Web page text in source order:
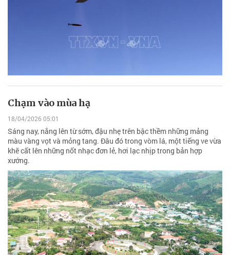
Chạm vào mùa hạ
18/04/2026 05:01
Sáng nay, nắng lên từ sớm, đậu nhẹ trên bậc thềm những mảng
màu vàng vọt và mỏng tang. Đâu đó trong vòm lá, một tiếng ve vừa
khẽ cất lên những nốt nhạc đơn lẻ, hơi lạc nhịp trong bản hợp
xướng.